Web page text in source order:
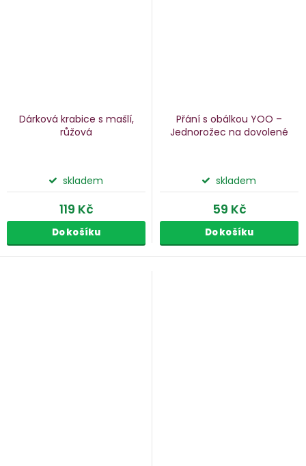
Dárková krabice s mašlí,
růžová
skladem
119 Kč
Do košíku
Přání s obálkou YOO –
Jednorožec na dovolené
skladem
59 Kč
Do košíku